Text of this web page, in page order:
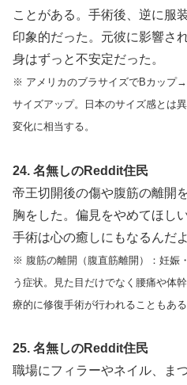
ことがある。手術後、逆に服
印象的だった。元彼に影響さ
身はずっと不安定だった。
※ アメリカのブラサイズでBカップ
サイズアップ。日本のサイズ感とは
変化に相当する。
24. 名無しのReddit住民
帝王切開後の傷や腹筋の離開
胸をした。偏見をやめてほし
手術は心の癒しにもなるんだよ
※ 腹筋の離開（腹直筋離開）：妊娠
う症状。見た目だけでなく腰痛や体
療的に修復手術が行われることもある
25. 名無しのReddit住民
職場にフィラーやネイル、ま